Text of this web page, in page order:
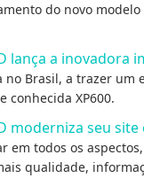
do novo
lança a inovadora
Brasil, a trazer um
conhecida XP600.
moderniza seu
em todos os
qualidade,